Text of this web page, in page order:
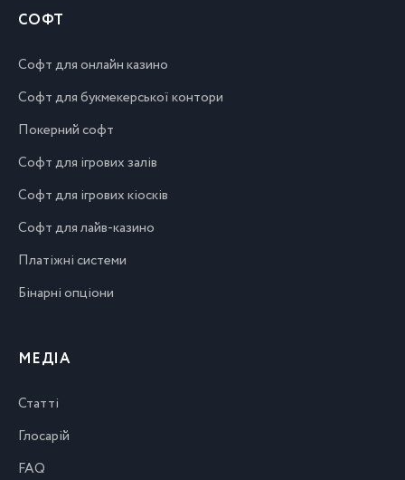
СОФТ
Софт для онлайн казино
Софт для букмекерської контори
Покерний софт
Софт для ігрових залів
Софт для ігрових кіосків
Софт для лайв-казино
Платіжні системи
Бінарні опціони
МЕДІА
Статті
Глосарій
FAQ